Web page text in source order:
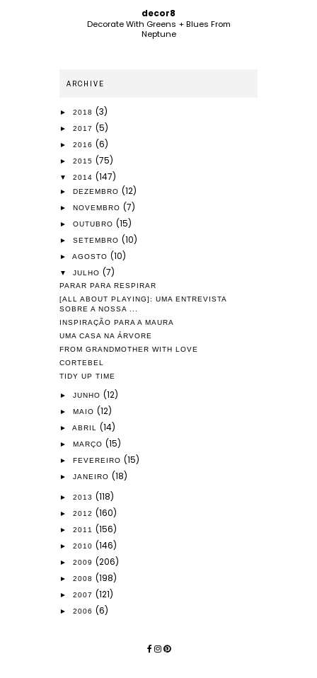
decor8
Decorate With Greens + Blues From
Neptune
ARCHIVE
► 2018 (3)
► 2017 (5)
► 2016 (6)
► 2015 (75)
▼ 2014 (147)
► DEZEMBRO (12)
► NOVEMBRO (7)
► OUTUBRO (15)
► SETEMBRO (10)
► AGOSTO (10)
▼ JULHO (7)
PARAR PARA RESPIRAR
[ALL ABOUT PLAYING]: UMA ENTREVISTA
SOBRE A NOSSA ...
INSPIRAÇÃO PARA A MAURA
UMA CASA NA ÁRVORE
FROM GRANDMOTHER WITH LOVE
CORTEBEL
TIDY UP TIME
► JUNHO (12)
► MAIO (12)
► ABRIL (14)
► MARÇO (15)
► FEVEREIRO (15)
► JANEIRO (18)
► 2013 (118)
► 2012 (160)
► 2011 (156)
► 2010 (146)
► 2009 (206)
► 2008 (198)
► 2007 (121)
► 2006 (6)